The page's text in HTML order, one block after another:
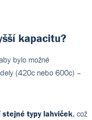
kapacitu?
bylo možné
(420c nebo 600c) –
stejné typy lahviček, což